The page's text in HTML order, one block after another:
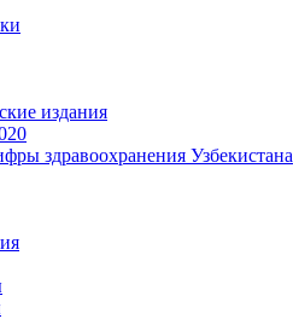
издания
здравоохранения Узбекистана